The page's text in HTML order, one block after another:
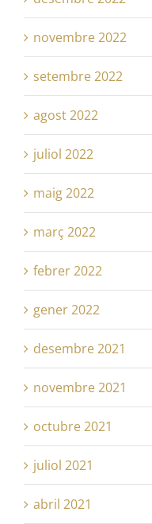
novembre 2022
setembre 2022
agost 2022
juliol 2022
maig 2022
març 2022
febrer 2022
gener 2022
desembre 2021
novembre 2021
octubre 2021
juliol 2021
abril 2021